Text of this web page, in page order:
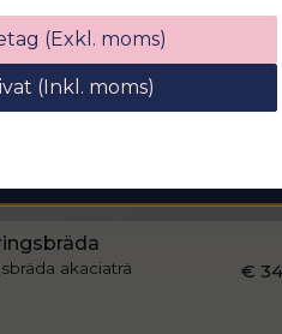
akaciaträ €
nedan för att få en
på hela ditt köp
(Exkl. moms)
(Inkl. moms)